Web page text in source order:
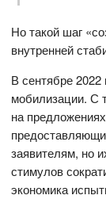
Но такой шаг
внутренней
В сентябре 2022
мобилизации. С
на
заявителям, но
стимулов
экономика